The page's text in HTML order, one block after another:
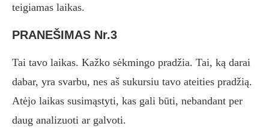
teigiamas laikas.
PRANEŠIMAS Nr.3
Tai tavo laikas. Kažko sėkmingo pradžia. Tai, ką darai
dabar, yra svarbu, nes aš sukursiu tavo ateities pradžią.
Atėjo laikas susimąstyti, kas gali būti, nebandant per
daug analizuoti ar galvoti.